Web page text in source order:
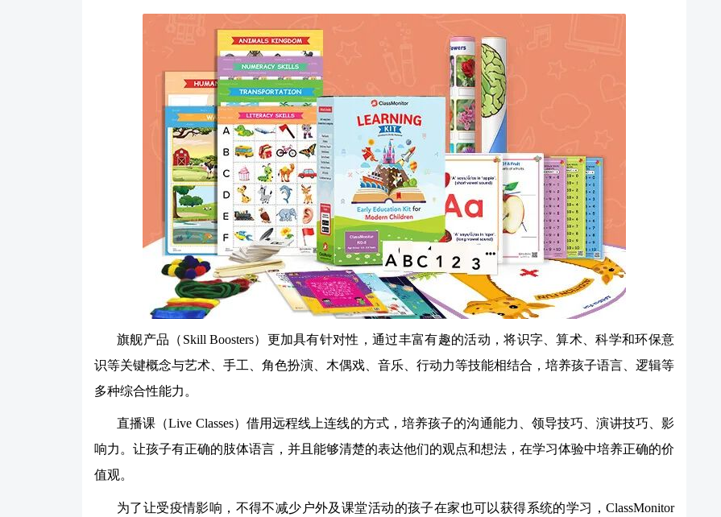
旗舰产品（Skill Boosters）更加具有针对性，通过丰富有趣的活动，将识字、算术、科学和环保意
识等关键概念与艺术、手工、角色扮演、木偶戏、音乐、行动力等技能相结合，培养孩子语言、逻辑等
多种综合性能力。
直播课（Live Classes）借用远程线上连线的方式，培养孩子的沟通能力、领导技巧、演讲技巧、影
响力。让孩子有正确的肢体语言，并且能够清楚的表达他们的观点和想法，在学习体验中培养正确的价
值观。
为了让受疫情影响，不得不减少户外及课堂活动的孩子在家也可以获得系统的学习，ClassMonitor